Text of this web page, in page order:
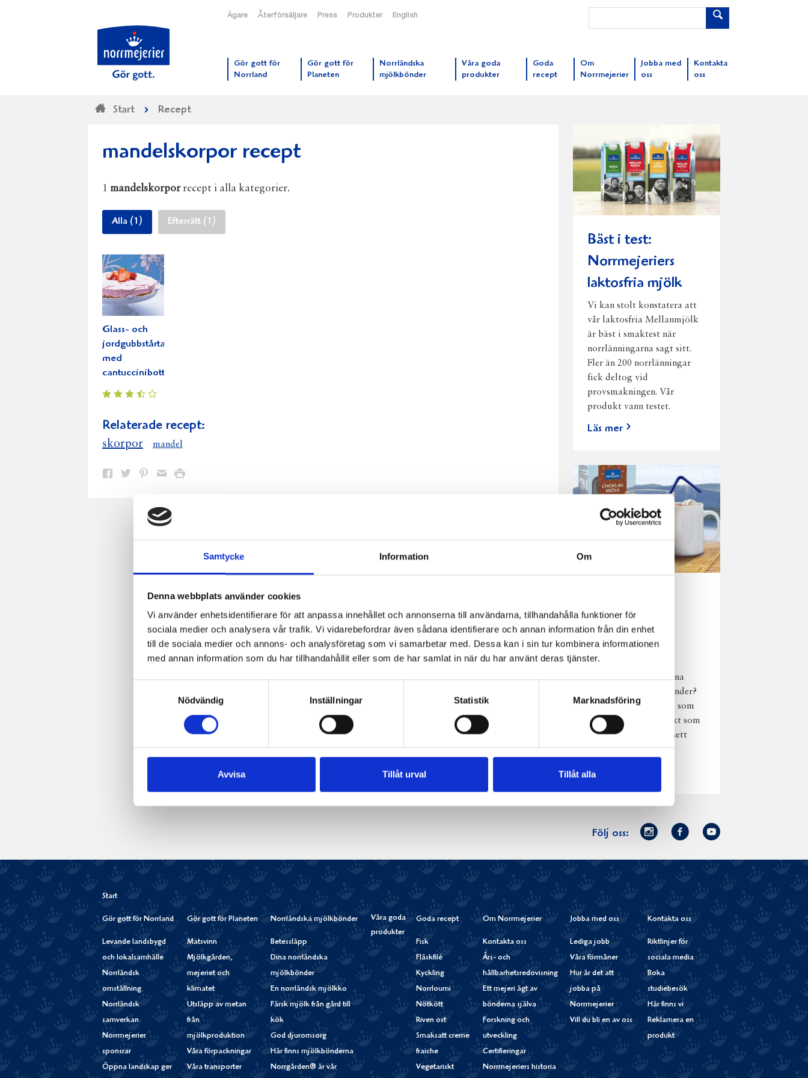
Samtycke Information Om
Denna webbplats använder cookies
Vi använder enhetsidentifierare för att anpassa innehållet och annonserna till användarna, tillhandahålla funktioner för
sociala medier och analysera vår trafik. Vi vidarebefordrar även sådana identifierare och annan information från din enhet
till de sociala medier och annons- och analysföretag som vi samarbetar med. Dessa kan i sin tur kombinera informationen
med annan information som du har tillhandahållit eller som de har samlat in när du har använt deras tjänster.
Nödvändig
Inställningar Statistik Marknadsföring
Avvisa Tillåt urval Tillåt alla
Ägare Återförsäljare Press Produkter English
Gör gott för
Norrland
Gör gott för
Planeten
Norrländska
mjölkbönder
Våra goda
produkter
Goda
recept
Om
Norrmejerier
Jobba med
oss
Kontakta
oss
Start Recept
mandelskorpor recept
1 mandelskorporrecept i alla kategorier.
Alla (1) Efterrätt (1)
Glass- och
jordgubbstårta
med
cantuccinibotten
Relaterade recept:
skorpor mandel
Dela
Facebook
Dela
Twitter
Dela
Pinterest
Dela
e-
post
Skriv
Bäst i test:
Norrmejeriers
laktosfria mjölk
Vi kan stolt konstatera att
vår laktosfria Mellanmjölk
är bäst i smaktest när
norrlänningarna sagt sitt.
Fler än 200 norrlänningar
fick deltog vid
provsmakningen. Vår
produkt vann testet.
Läs mer
njutning i alla
väder
Har du provat
chokladmjölk från dina
norrländska mjölkbönder?
Den är lika god varm som
kall och passar perfekt som
vardagsnjutning oavsett
väder, året om.
Läs mer
Följ oss:
Norrmejerier
Instagram
Facebook
Youtube
Start
Gör gott för Norrland
Levande landsbygd
och lokalsamhälle
Norrländsk
omställning
Norrländsk
samverkan
Norrmejerier
sponsrar
Öppna landskap ger
Gör gott för Planeten
Matsvinn
Mjölkgården,
mejeriet och
klimatet
Utsläpp av metan
från
mjölkproduktion
Våra förpackningar
Våra transporter
Norrländska mjölkbönder
Betessläpp
Dina norrländska
mjölkbönder
En norrländsk mjölkko
Färsk mjölk från gård till
kök
God djuromsorg
Här finns mjölkbönderna
Norrgården® är vår
Våra goda
produkter
Goda recept
Fisk
Fläskfilé
Kyckling
Norrloumi
Nötkött
Riven ost
Smaksatt creme
fraiche
Vegetariskt
Om Norrmejerier
Kontakta oss
Års- och
hållbarhetsredovisning
Ett mejeri ägt av
bönderna själva
Forskning och
utveckling
Certifieringar
Norrmejeriers historia
Jobba med oss
Lediga jobb
Våra förmåner
Hur är det att
jobba på
Norrmejerier
Vill du bli en av oss
Kontakta oss
Riktlinjer för
sociala media
Boka
studiebesök
Här finns vi
Reklamera en
produkt